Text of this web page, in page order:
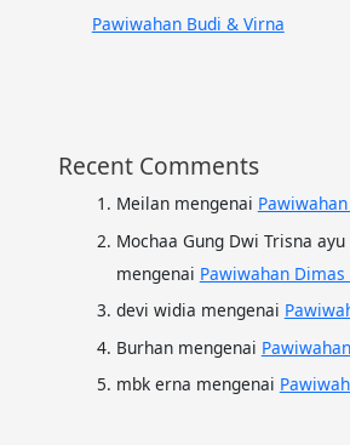
Pawiwahan Budi & Virna
Recent Comments
Meilanmengenai
Mochaa Gung Dwi Trisna
mengenai Pawiwahan Dimas
devi widia mengenai
Burhanmengenai
mbk erna mengenai